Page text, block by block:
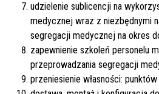
udzielenie sublicencji na
medycznej wraz z niezbędnymi
segregacji medycznej na okres
zapewnienie szkoleń personelu
przeprowadzania segregacji
przeniesienie własności: